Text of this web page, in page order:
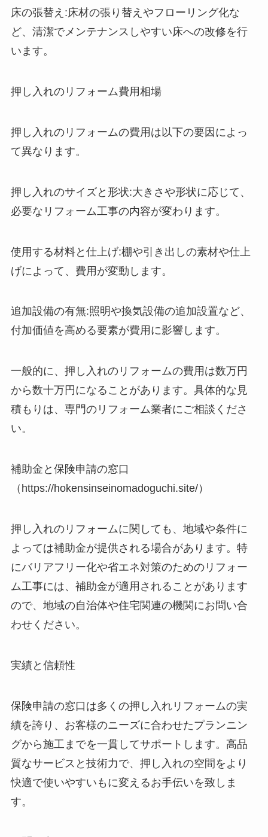
床の張替え:床材の張り替えやフローリング化な
ど、清潔でメンテナンスしやすい床への改修を行
います。
押し入れのリフォーム費用相場
押し入れのリフォームの費用は以下の要因によっ
て異なります。
押し入れのサイズと形状:大きさや形状に応じて、
必要なリフォーム工事の内容が変わります。
使用する材料と仕上げ:棚や引き出しの素材や仕上
げによって、費用が変動します。
追加設備の有無:照明や換気設備の追加設置など、
付加価値を高める要素が費用に影響します。
一般的に、押し入れのリフォームの費用は数万円
から数十万円になることがあります。具体的な見
積もりは、専門のリフォーム業者にご相談くださ
い。
補助金と保険申請の窓口
（https://hokensinseinomadoguchi.site/）
押し入れのリフォームに関しても、地域や条件に
よっては補助金が提供される場合があります。特
にバリアフリー化や省エネ対策のためのリフォー
ム工事には、補助金が適用されることがあります
ので、地域の自治体や住宅関連の機関にお問い合
わせください。
実績と信頼性
保険申請の窓口は多くの押し入れリフォームの実
績を誇り、お客様のニーズに合わせたプランニン
グから施工までを一貫してサポートします。高品
質なサービスと技術力で、押し入れの空間をより
快適で使いやすいもに変えるお手伝いを致しま
す。